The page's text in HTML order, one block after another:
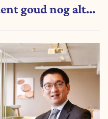
goud nog altijd